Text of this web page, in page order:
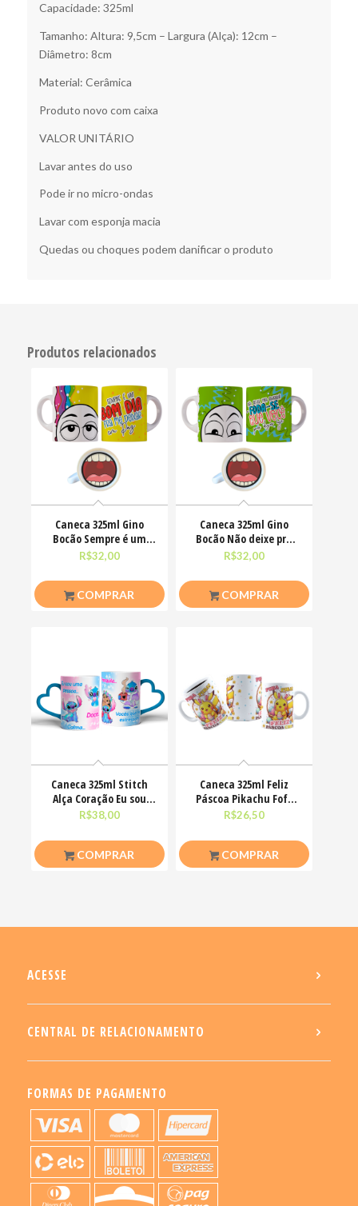
Capacidade: 325ml
Tamanho: Altura: 9,5cm – Largura (Alça): 12cm –
Diâmetro: 8cm
Material: Cerâmica
Produto novo com caixa
VALOR UNITÁRIO
Lavar antes do uso
Pode ir no micro-ondas
Lavar com esponja macia
Quedas ou choques podem danificar o produto
Produtos relacionados
Caneca 325ml Gino
Bocão Sempre é um
bom dia pra me deixar
R$32,00
COMPRAR
Caneca 325ml Gino
Bocão Não deixe pra
amanhã o foda-se que
R$32,00
COMPRAR
Caneca 325ml Stitch
Alça Coração Eu sou
uma pessoa calma
R$38,00
COMPRAR
Caneca 325ml Feliz
Páscoa Pikachu Fofo
divertido
R$26,50
COMPRAR
ACESSE
CENTRAL DE RELACIONAMENTO
FORMAS DE PAGAMENTO